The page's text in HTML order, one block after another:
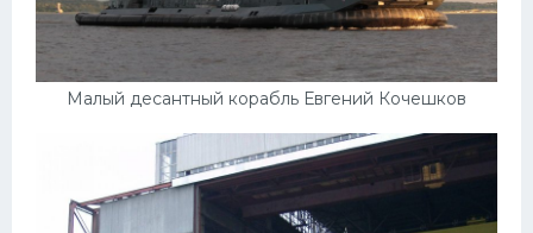
Малый десантный корабль Евгений Кочешков